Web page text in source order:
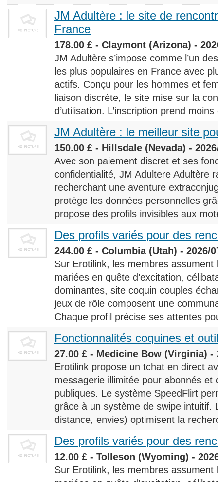
JM Adultère : le site de
France
178.00 £ - Claymont (Arizona) -
JM Adultère s’impose comme l’un
les plus populaires en France avec
actifs. Conçu pour les hommes et
liaison discrète, le site mise sur la
d’utilisation. L’inscription prend
JM Adultère : le meilleur site
150.00 £ - Hillsdale (Nevada) -
Avec son paiement discret et ses
confidentialité, JM Adultere Adultère
recherchant une aventure
protège les données personnelles
propose des profils invisibles aux
Des profils variés pour des
244.00 £ - Columbia (Utah) - 2026/
Sur Erotilink, les membres
mariées en quête d’excitation,
dominantes, site coquin couples
jeux de rôle composent une
Chaque profil précise ses attentes
Fonctionnalités coquines et
27.00 £ - Medicine Bow (Virginia) -
Erotilink propose un tchat en direct
messagerie illimitée pour abonnés et
publiques. Le système SpeedFlirt
grâce à un système de swipe intuitif.
distance, envies) optimisent la
Des profils variés pour des
12.00 £ - Tolleson (Wyoming) -
Sur Erotilink, les membres